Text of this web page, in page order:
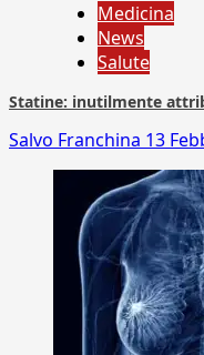
Medicina
News
Salute
Statine: inutilmente
Salvo Franchina 13